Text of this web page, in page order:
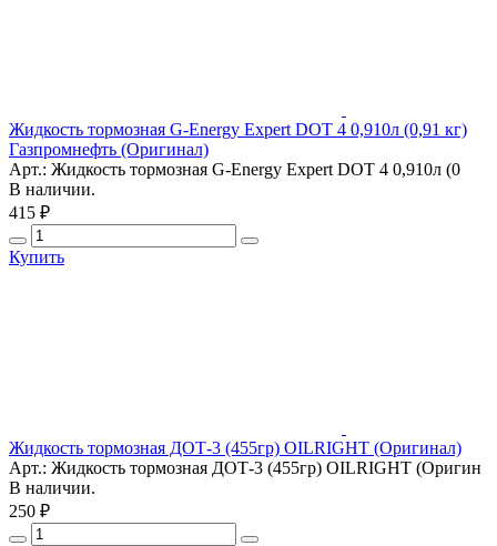
Жидкость тормозная G-Energy Expert DOT 4 0,910л (0,91 кг)
Газпромнефть (Оригинал)
Арт.: Жидкость тормозная G-Energy Expert DOT 4 0,910л (0
В наличии.
415 ₽
Купить
Жидкость тормозная ДОТ-3 (455гр) OILRIGHT (Оригинал)
Арт.: Жидкость тормозная ДОТ-3 (455гр) OILRIGHT (Оригин
В наличии.
250 ₽